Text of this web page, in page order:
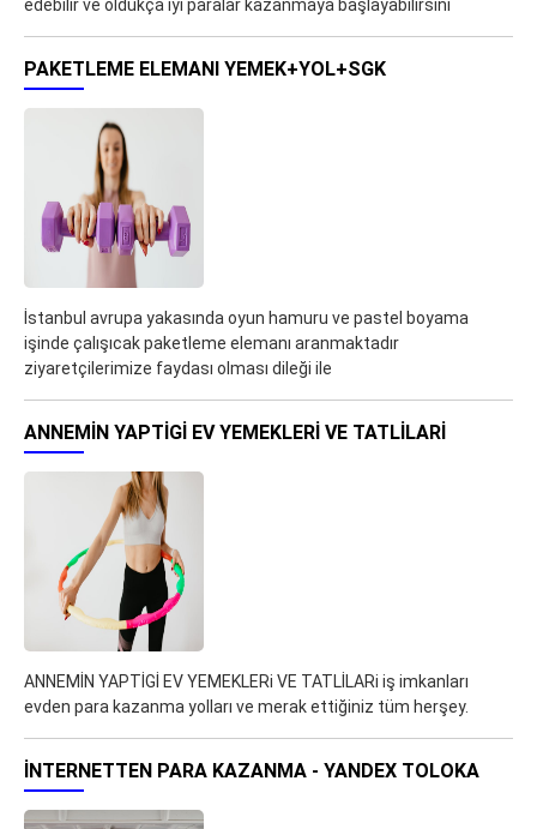
edebilir ve oldukça iyi paralar kazanmaya başlayabilirsini
PAKETLEME ELEMANI YEMEK+YOL+SGK
İstanbul avrupa yakasında oyun hamuru ve pastel boyama
işinde çalışıcak paketleme elemanı aranmaktadır
ziyaretçilerimize faydası olması dileği ile
ANNEMİN YAPTİGİ EV YEMEKLERI VE TATLİLARI
ANNEMİN YAPTİGİ EV YEMEKLERi VE TATLİLARi iş imkanları
evden para kazanma yolları ve merak ettiğiniz tüm herşey.
İNTERNETTEN PARA KAZANMA - YANDEX TOLOKA